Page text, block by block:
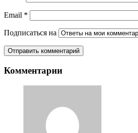
Email *
Подписаться на
Комментарии